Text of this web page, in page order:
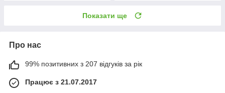
Показати ще
Про нас
99% позитивних з 207 відгуків за рік
Працює з 21.07.2017